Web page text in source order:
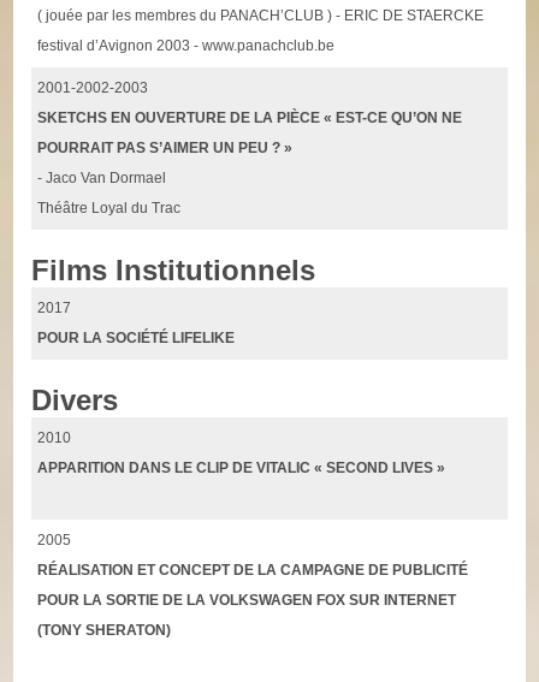
( jouée par les membres du PANACH’CLUB ) - ERIC DE STAERCKE
festival d’Avignon 2003 - www.panachclub.be
2001-2002-2003
SKETCHS EN OUVERTURE DE LA PIÈCE « EST-CE QU’ON NE
POURRAIT PAS S’AIMER UN PEU ? »
- Jaco Van Dormael
Théâtre Loyal du Trac
Films Institutionnels
2017
POUR LA SOCIÉTÉ LIFELIKE
Divers
2010
APPARITION DANS LE CLIP DE VITALIC « SECOND LIVES »
2005
RÉALISATION ET CONCEPT DE LA CAMPAGNE DE PUBLICITÉ
POUR LA SORTIE DE LA VOLKSWAGEN FOX SUR INTERNET
(TONY SHERATON)